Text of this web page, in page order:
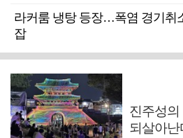
라커룸 냉탕 등장…폭염 경기취
잡
진주성
되살아난